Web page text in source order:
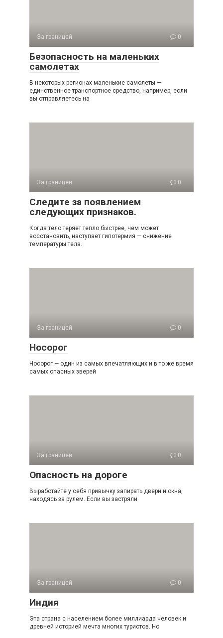
За границей 0
Безопасность на маленьких
самолетах
В некоторых регионах маленькие самолеты —
единственное транспортное средство, например, если
вы отправляетесь на
За границей 0
Следите за появлением
следующих признаков.
Когда тело теряет тепло быстрее, чем может
восстановить, наступает гипотермия — снижение
температуры тела.
За границей 0
Носорог
Носорог — один из самых впечатляющих и в то же время
самых опасных зверей
За границей 0
Опасность на дороге
Выработайте у себя привычку запирать двери и окна,
находясь за рулем. Если вы застряли
За границей 0
Индия
Эта страна с населением более миллиарда человек и
древней историей мечта многих туристов. Но